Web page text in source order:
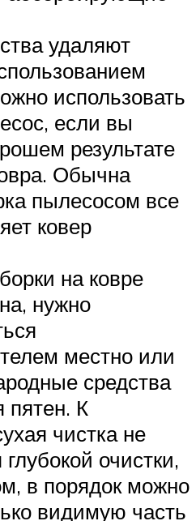
удаляют
использовать
если вы
результате
Обычна
пылесосом все
ковер
на ковре
нужно
местно или
средства
пятен. К
чистка не
очистки,
в порядок можно
видимую часть